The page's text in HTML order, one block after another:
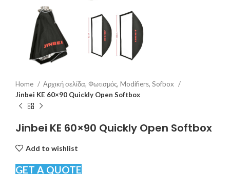
Home
Αρχική σελίδα, Φωτισμός, Modifiers, Sofbox
Jinbei KE 60×90 Quickly Open Softbox
Jinbei KE 60×90 Quickly Open Softbox
Add to wishlist
GET A QUOTE